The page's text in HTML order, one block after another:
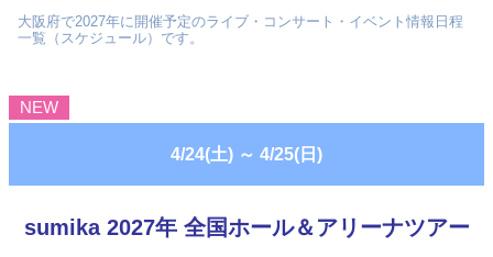
大阪府で2027年に開催予定のライブ・コンサート・イベント情報日程
一覧（スケジュール）です。
NEW
4/24(土) ～ 4/25(日)
sumika 2027年 全国ホール＆アリーナツアー